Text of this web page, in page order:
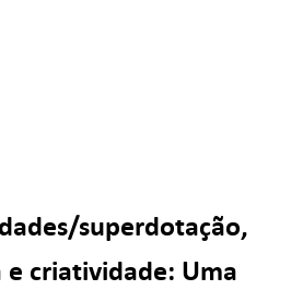
superdotação,
criatividade: Uma